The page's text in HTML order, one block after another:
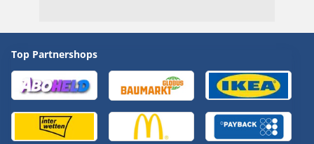
Top Partnershops